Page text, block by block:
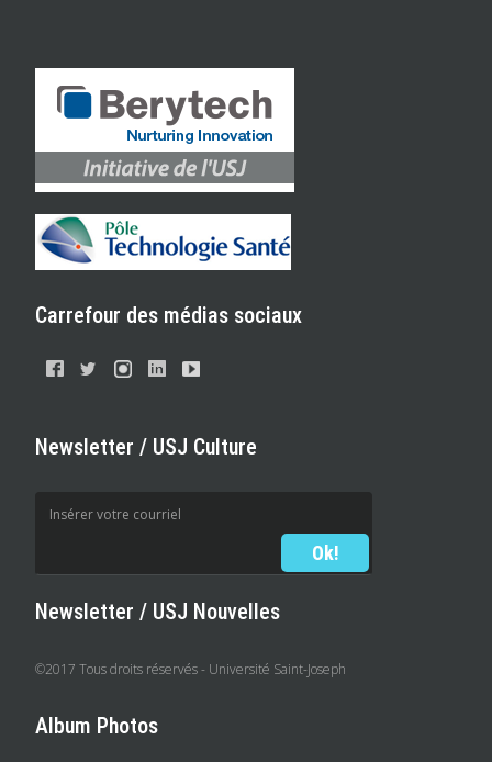
Carrefour des médias sociaux
Newsletter / USJ Culture
Newsletter / USJ Nouvelles
©2017 Tous droits réservés - Université Saint-Joseph
Album Photos